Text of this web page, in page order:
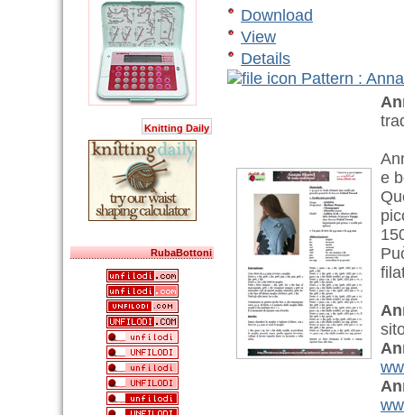
Knitting Daily
RubaBottoni
Download
View
Details
Pattern :
e